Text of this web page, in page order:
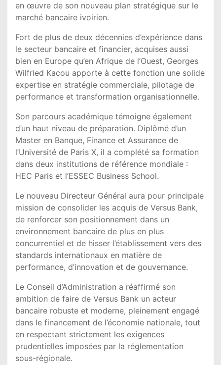
en œuvre de son nouveau plan stratégique sur le
marché bancaire ivoirien.
Fort de plus de deux décennies d’expérience dans
le secteur bancaire et financier, acquises aussi
bien en Europe qu’en Afrique de l’Ouest, Georges
Wilfried Kacou apporte à cette fonction une solide
expertise en stratégie commerciale, pilotage de
performance et transformation organisationnelle.
Son parcours académique témoigne également
d’un haut niveau de préparation. Diplômé d’un
Master en Banque, Finance et Assurance de
l’Université de Paris X, il a complété sa formation
dans deux institutions de référence mondiale :
HEC Paris et l’ESSEC Business School.
Le nouveau Directeur Général aura pour principale
mission de consolider les acquis de Versus Bank,
de renforcer son positionnement dans un
environnement bancaire de plus en plus
concurrentiel et de hisser l’établissement vers des
standards internationaux en matière de
performance, d’innovation et de gouvernance.
Le Conseil d’Administration a réaffirmé son
ambition de faire de Versus Bank un acteur
bancaire robuste et moderne, pleinement engagé
dans le financement de l’économie nationale, tout
en respectant strictement les exigences
prudentielles imposées par la réglementation
sous-régionale.